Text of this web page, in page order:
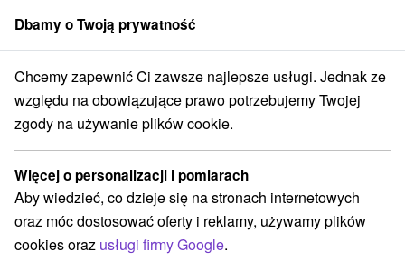
członek grupySorger
Slovensko Banskobystrický kraj Heľpa Penzión Majk Heľpa
Penzión Majk Heľpa
Heľpa
REZERWACJA I WYBÓR OFERTY
Skontaktuj się bezpośrednio z właścicielem.
Dbamy o Twoją prywatność
Chcemy zapewnić Ci zawsze najlepsze usługi. Jednak ze
względu na obowiązujące prawo potrzebujemy Twojej
zgody na używanie plików cookie.
Więcej o personalizacji i pomiarach
Aby wiedzieć, co dzieje się na stronach internetowych
oraz móc dostosować oferty i reklamy, używamy plików
cookies oraz usługi firmy Google.